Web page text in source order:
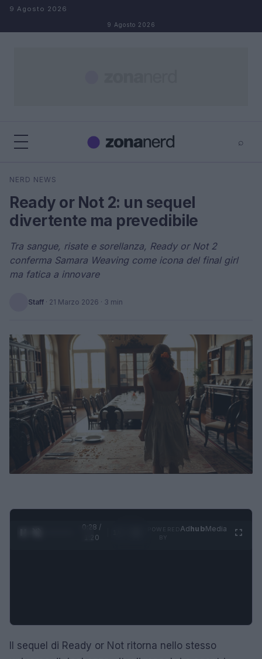
Salta al contenuto
9 Agosto 2026
9 Agosto 2026
⌕
Cerca
NERD NEWS
Ready or Not 2: un sequel
divertente ma prevedibile
Tra sangue, risate e sorellanza, Ready or Not 2
conferma Samara Weaving come icona del final girl
ma fatica a innovare
Staff · 21 Marzo 2026 · 3 min
0:29 /
1:20
AdhubMedia
Il sequel di Ready or Not ritorna nello stesso